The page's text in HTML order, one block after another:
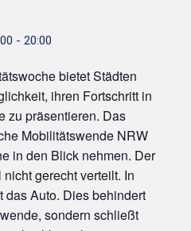
- 20:00
bietet Städten
ihren Fortschritt in
zu präsentieren. Das
Mobilitätswende NRW
in den Blick nehmen. Der
gerecht verteilt. In
Auto. Dies behindert
sondern schließt